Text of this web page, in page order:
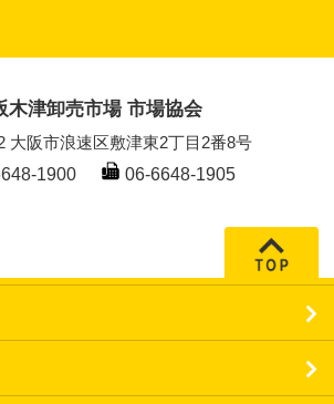
木津卸売市場 市場協会
大阪市浪速区敷津東2丁目2番8号
1900
06-6648-1905